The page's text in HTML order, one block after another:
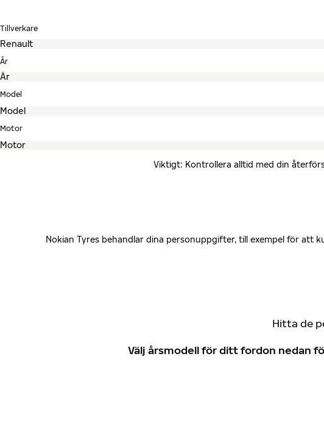
Tillverkare
År
Model
Motor
Viktigt: Kontrollera alltid med din
Nokian Tyres behandlar dina personuppgifter, till exempel för att
Hitta de
Välj årsmodell för ditt fordon nedan